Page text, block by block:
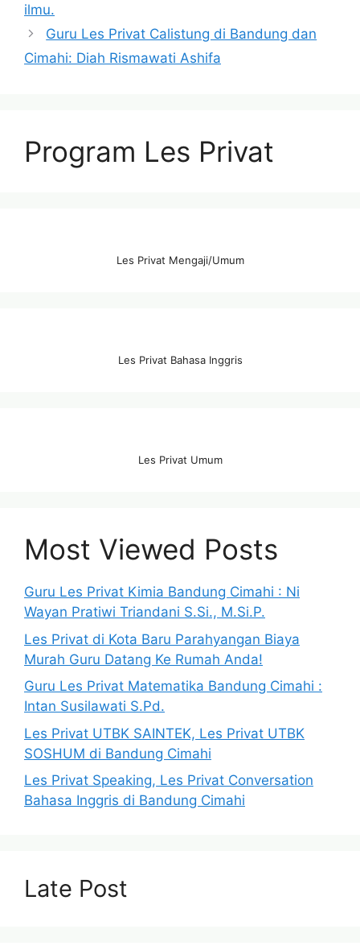
ilmu.
Guru Les Privat Calistung di Bandung dan
Cimahi: Diah Rismawati Ashifa
Program Les Privat
Les Privat Mengaji/Umum
Les Privat Bahasa Inggris
Les Privat Umum
Most Viewed Posts
Guru Les Privat Kimia Bandung Cimahi : Ni
Wayan Pratiwi Triandani S.Si., M.Si.P.
Les Privat di Kota Baru Parahyangan Biaya
Murah Guru Datang Ke Rumah Anda!
Guru Les Privat Matematika Bandung Cimahi :
Intan Susilawati S.Pd.
Les Privat UTBK SAINTEK, Les Privat UTBK
SOSHUM di Bandung Cimahi
Les Privat Speaking, Les Privat Conversation
Bahasa Inggris di Bandung Cimahi
Late Post